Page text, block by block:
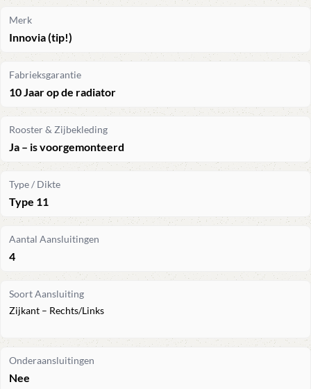
Merk
Innovia (tip!)
Fabrieksgarantie
10 Jaar op de radiator
Rooster & Zijbekleding
Ja – is voorgemonteerd
Type / Dikte
Type 11
Aantal Aansluitingen
4
Soort Aansluiting
Zijkant – Rechts/Links
Onderaansluitingen
Nee